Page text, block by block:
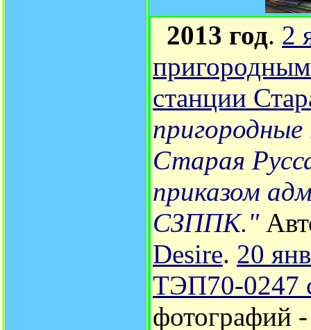
2013 год. 2
станции
Старая
приказом
СЗППК."
Desire. 20
ТЭП70-0247
фотографий